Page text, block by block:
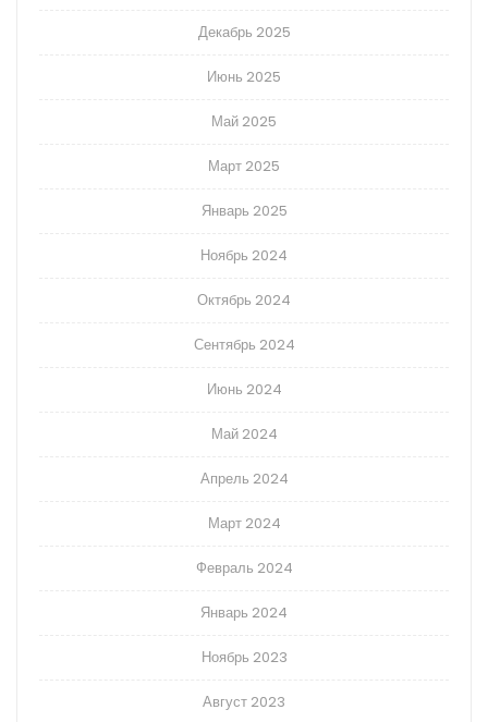
Декабрь 2025
Июнь 2025
Май 2025
Март 2025
Январь 2025
Ноябрь 2024
Октябрь 2024
Сентябрь 2024
Июнь 2024
Май 2024
Апрель 2024
Март 2024
Февраль 2024
Январь 2024
Ноябрь 2023
Август 2023